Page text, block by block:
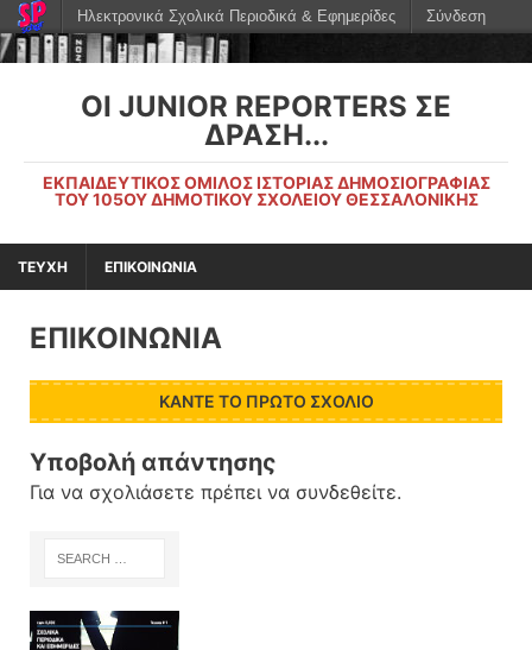
ΟΙ JUNIOR REPORTERS ΣΕ
ΔΡΆΣΗ...
ΕΚΠΑΙΔΕΥΤΙΚΌΣ ΌΜΙΛΟΣ ΙΣΤΟΡΊΑΣ ΔΗΜΟΣΙΟΓΡΑΦΊΑΣ
ΤΟΥ 105ΟΥ ΔΗΜΟΤΙΚΟΎ ΣΧΟΛΕΊΟΥ ΘΕΣΣΑΛΟΝΊΚΗΣ
ΤΕΥΧΗ ΕΠΙΚΟΙΝΩΝΙΑ
ΕΠΙΚΟΙΝΩΝΙΑ
ΚΆΝΤΕ ΤΟ ΠΡΏΤΟ ΣΧΌΛΙΟ
Υποβολή απάντησης
Για να σχολιάσετε πρέπει να συνδεθείτε.
Ηλεκτρονικά Σχολικά Περιοδικά & Εφημερίδες Σύνδεση